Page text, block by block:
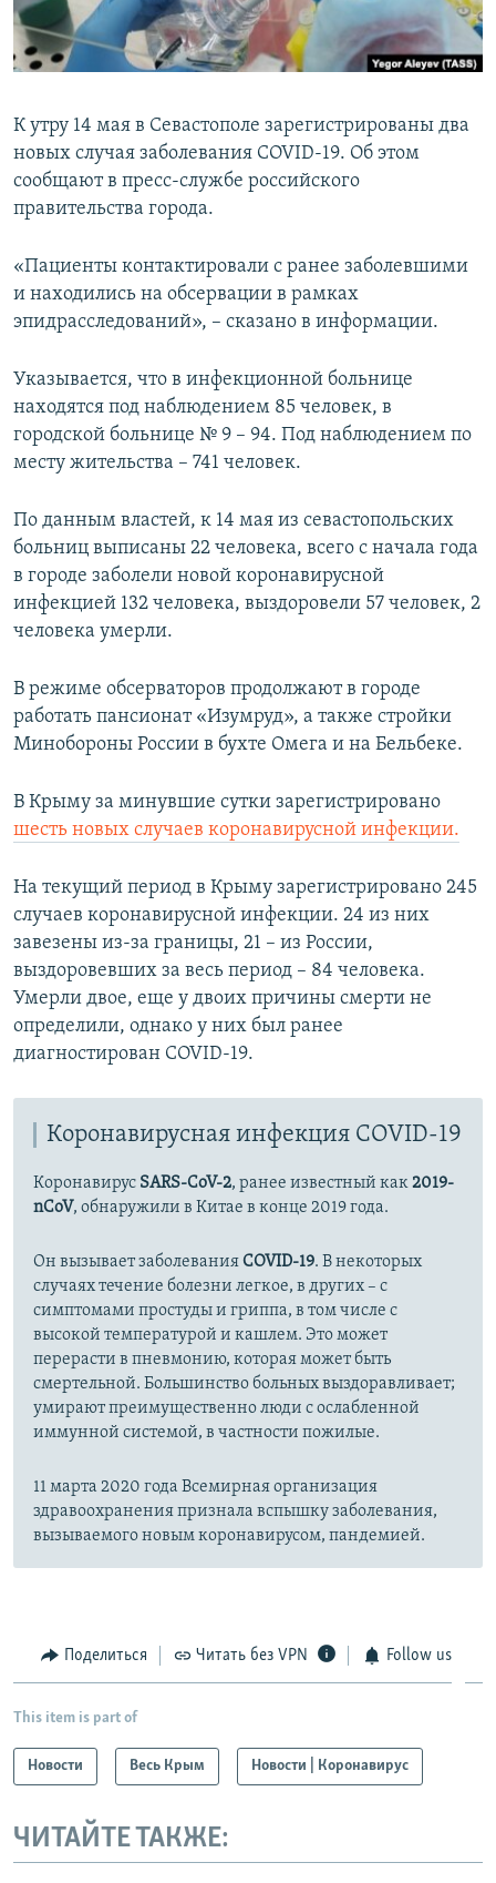
ПОБЕДИТЕЛЕЙ НЕ СУДЯТ?
КРЫМ.НЕПОКОРЕННЫЙ
УКРАИНСКАЯ ПРОБЛЕМА КРЫМА
ПРИСОЕДИНЯЙТЕСЬ!
Все сайты RFE/RL
К утру 14 мая в Севастополе зарегистрированы два
новых случая заболевания COVID-19. Об этом
сообщают в пресс-службе российского
правительства города.
«Пациенты контактировали с ранее заболевшими
и находились на обсервации в рамках
эпидрасследований», – сказано в информации.
Указывается, что в инфекционной больнице
находятся под наблюдением 85 человек, в
городской больнице № 9 – 94. Под наблюдением по
месту жительства – 741 человек.
По данным властей, к 14 мая из севастопольских
больниц выписаны 22 человека, всего с начала года
в городе заболели новой коронавирусной
инфекцией 132 человека, выздоровели 57 человек, 2
человека умерли.
В режиме обсерваторов продолжают в городе
работать пансионат «Изумруд», а также стройки
Минобороны России в бухте Омега и на Бельбеке.
В Крыму за минувшие сутки зарегистрировано
шесть новых случаев коронавирусной инфекции.
На текущий период в Крыму зарегистрировано 245
случаев коронавирусной инфекции. 24 из них
завезены из-за границы, 21 – из России,
выздоровевших за весь период – 84 человека.
Умерли двое, еще у двоих причины смерти не
определили, однако у них был ранее
диагностирован COVID-19.
Коронавирусная инфекция COVID-19
Коронавирус SARS-CoV-2, ранее известный как2019-
nCoV, обнаружили в Китае в конце 2019 года.
Он вызывает заболеванияCOVID-19. В некоторых
случаях течение болезни легкое, в других – с
симптомами простуды и гриппа, в том числе с
высокой температурой и кашлем. Это может
перерасти в пневмонию, которая может быть
смертельной. Большинство больных выздоравливает;
умирают преимущественно люди с ослабленной
иммунной системой, в частности пожилые.
11 марта 2020 года Всемирная организация
здравоохранения признала вспышку заболевания,
вызываемого новым коронавирусом, пандемией.
Поделиться Читать без VPN Follow us
This item is part of
Новости Весь Крым Новости | Коронавирус
ЧИТАЙТЕ ТАКЖЕ: